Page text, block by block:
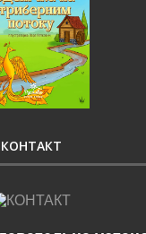
КОНТАКТ